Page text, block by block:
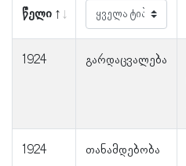
წელი
1924 გარდაცვალება
1924 თანამდებობა